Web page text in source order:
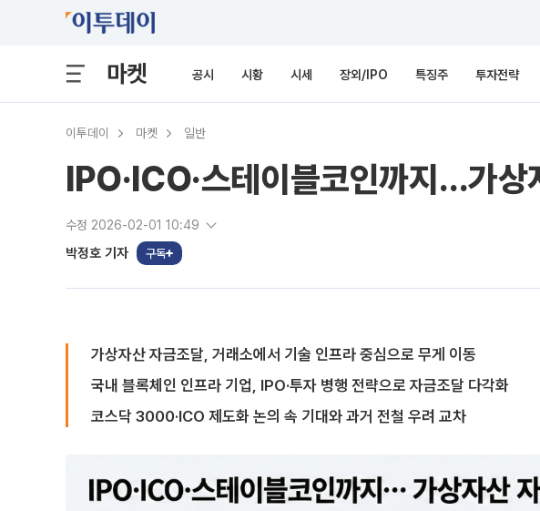
마켓 공시 시황 시세 장외/IPO 특징주 투자전략
이투데이 마켓 일반
IPO·ICO·스테이블코인까지…가상
수정 2026-02-01 10:49
박정호 기자 구독
가상자산 자금조달, 거래소에서 기술 인프라 중심으로 무게 이동
국내 블록체인 인프라 기업, IPO·투자 병행 전략으로 자금조달 다각화
코스닥 3000·ICO 제도화 논의 속 기대와 과거 전철 우려 교차